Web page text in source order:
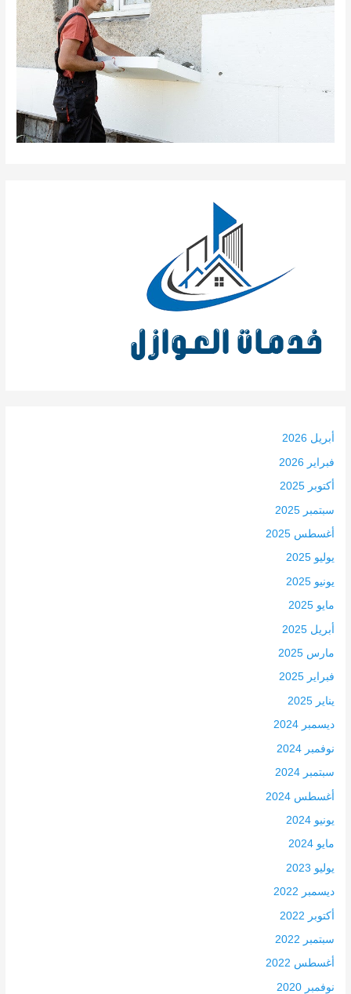
أبريل 2026
فبراير 2026
أكتوبر 2025
سبتمبر 2025
أغسطس 2025
يوليو 2025
يونيو 2025
مايو 2025
أبريل 2025
مارس 2025
فبراير 2025
يناير 2025
ديسمبر 2024
نوفمبر 2024
سبتمبر 2024
أغسطس 2024
يونيو 2024
مايو 2024
يوليو 2023
ديسمبر 2022
أكتوبر 2022
سبتمبر 2022
أغسطس 2022
نوفمبر 2020